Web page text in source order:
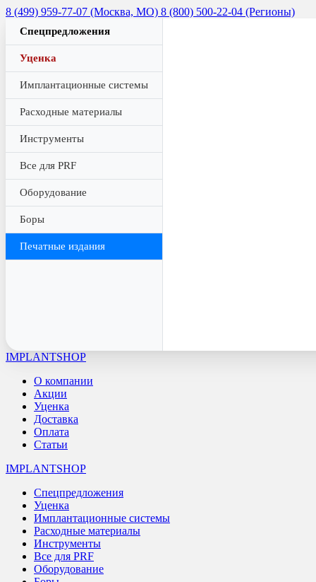
8 (499) 959-77-07 (Москва, МО) 8 (800) 500-22-04 (Регионы)
Спецпредложения
Уценка
Имплантационные системы
Расходные материалы
Инструменты
Все для PRF
Оборудование
Боры
Печатные издания
IMPLANTSHOP
О компании
Акции
Уценка
Доставка
Оплата
Статьи
IMPLANTSHOP
Спецпредложения
Уценка
Имплантационные системы
Расходные материалы
Инструменты
Все для PRF
Оборудование